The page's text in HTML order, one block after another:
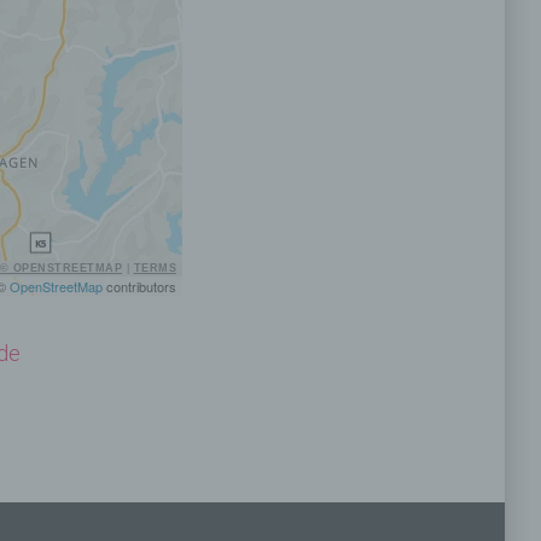
© OPENSTREETMAP TERMS
OpenStreetMapcontributors